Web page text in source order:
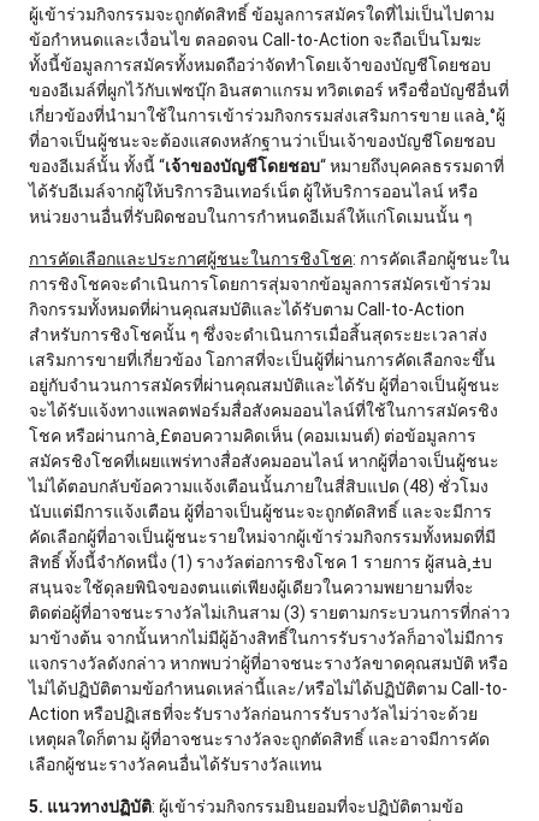
ผู้เข้าร่วมกิจกรรมจะถูกตัดสิทธิ์ ข้อมูลการสมัครใดที่ไม่เป็นไปตาม
ข้อกำหนดและเงื่อนไข ตลอดจน Call-to-Action จะถือเป็นโมฆะ
ทั้งนี้ข้อมูลการสมัครทั้งหมดถือว่าจัดทำโดยเจ้าของบัญชีโดยชอบ
ของอีเมล์ที่ผูกไว้กับเฟซบุ๊ก อินสตาแกรม ทวิตเตอร์ หรือชื่อบัญชีอื่นที่
เกี่ยวข้องที่นำมาใช้ในการเข้าร่วมกิจกรรมส่งเสริมการขาย แลà¸°ผู้
ที่อาจเป็นผู้ชนะจะต้องแสดงหลักฐานว่าเป็นเจ้าของบัญชีโดยชอบ
ของอีเมล์นั้น ทั้งนี้ “เจ้าของบัญชีโดยชอบ“ หมายถึงบุคคลธรรมดาที่
ได้รับอีเมล์จากผู้ให้บริการอินเทอร์เน็ต ผู้ให้บริการออนไลน์ หรือ
หน่วยงานอื่นที่รับผิดชอบในการกำหนดอีเมล์ให้แก่โดเมนนั้น ๆ
การคัดเลือกและประกาศผู้ชนะในการชิงโชค: การคัดเลือกผู้ชนะใน
การชิงโชคจะดำเนินการโดยการสุ่มจากข้อมูลการสมัครเข้าร่วม
กิจกรรมทั้งหมดที่ผ่านคุณสมบัติและได้รับตาม Call-to-Action
สำหรับการชิงโชคนั้น ๆ ซึ่งจะดำเนินการเมื่อสิ้นสุดระยะเวลาส่ง
เสริมการขายที่เกี่ยวข้อง โอกาสที่จะเป็นผู้ที่ผ่านการคัดเลือกจะขึ้น
อยู่กับจำนวนการสมัครที่ผ่านคุณสมบัติและได้รับ ผู้ที่อาจเป็นผู้ชนะ
จะได้รับแจ้งทางแพลตฟอร์มสื่อสังคมออนไลน์ที่ใช้ในการสมัครชิง
โชค หรือผ่านกาà¸£ตอบความคิดเห็น (คอมเมนต์) ต่อข้อมูลการ
สมัครชิงโชคที่เผยแพร่ทางสื่อสังคมออนไลน์ หากผู้ที่อาจเป็นผู้ชนะ
ไม่ได้ตอบกลับข้อความแจ้งเตือนนั้นภายในสี่สิบแปด (48) ชั่วโมง
นับแต่มีการแจ้งเตือน ผู้ที่อาจเป็นผู้ชนะจะถูกตัดสิทธิ์ และจะมีการ
คัดเลือกผู้ที่อาจเป็นผู้ชนะรายใหม่จากผู้เข้าร่วมกิจกรรมทั้งหมดที่มี
สิทธิ์ ทั้งนี้จำกัดหนึ่ง (1) รางวัลต่อการชิงโชค 1 รายการ ผู้สนà¸±บ
สนุนจะใช้ดุลยพินิจของตนแต่เพียงผู้เดียวในความพยายามที่จะ
ติดต่อผู้ที่อาจชนะรางวัลไม่เกินสาม (3) รายตามกระบวนการที่กล่าว
มาข้างต้น จากนั้นหากไม่มีผู้อ้างสิทธิ์ในการรับรางวัลก็อาจไม่มีการ
แจกรางวัลดังกล่าว หากพบว่าผู้ที่อาจชนะรางวัลขาดคุณสมบัติ หรือ
ไม่ได้ปฏิบัติตามข้อกำหนดเหล่านี้และ/หรือไม่ได้ปฏิบัติตาม Call-to-
Action หรือปฏิเสธที่จะรับรางวัลก่อนการรับรางวัลไม่ว่าจะด้วย
เหตุผลใดก็ตาม ผู้ที่อาจชนะรางวัลจะถูกตัดสิทธิ์ และอาจมีการคัด
เลือกผู้ชนะรางวัลคนอื่นได้รับรางวัลแทน
5. แนวทางปฏิบัติ: ผู้เข้าร่วมกิจกรรมยินยอมที่จะปฏิบัติตามข้อ